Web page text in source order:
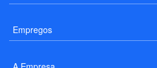
Empregos